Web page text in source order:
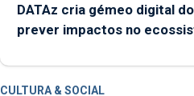
DATAz cria gémeo digital
prever impactos no
CULTURA & SOCIAL